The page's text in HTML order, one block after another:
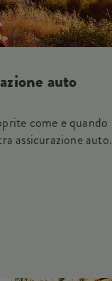
auto
come e quando
assicurazione auto.